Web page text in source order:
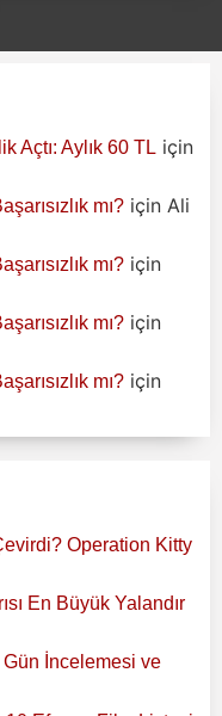
Açtı: Aylık 60 TL için
mı? için Ali
mı? için
mı? için
mı? için
Operation Kitty
En Büyük Yalandır
İncelemesi ve